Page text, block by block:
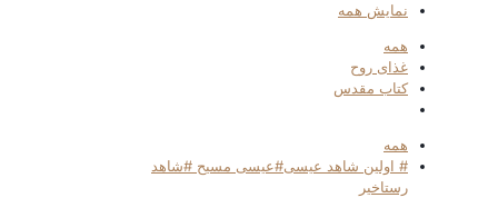
نمایش همه
همه
غذای روح
کتاب مقدس
همه
# اولین شاهد عیسی#عیسی مسیح #شاهد
رستاخیر